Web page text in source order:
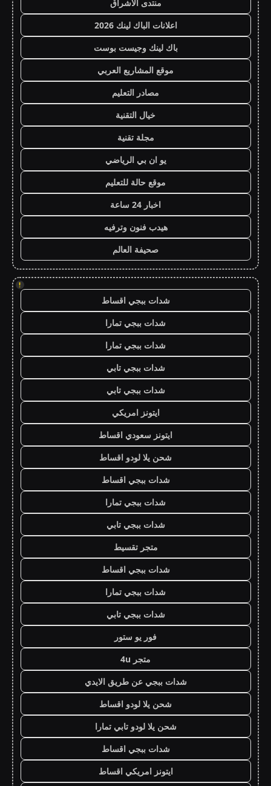
منتدى الاشراق
اعلانات الباك لينك 2026
باك لينك وجيست بوست
موقع المشاريع العربي
مصادر التعليم
خيال التقنية
مجلة تقنية
يو ان بي الرياضي
موقع حالة للتعليم
اخبار 24 ساعة
هيدب فنون وترفيه
صحيفة العالم
!
شدات ببجي اقساط
شدات ببجي تمارا
شدات ببجي تمارا
شدات ببجي تابي
شدات ببجي تابي
ايتونز امريكي
ايتونز سعودي اقساط
شحن يلا لودو اقساط
شدات ببجي اقساط
شدات ببجي تمارا
شدات ببجي تابي
متجر تقسيط
شدات ببجي اقساط
شدات ببجي تمارا
شدات ببجي تابي
فور يو ستور
متجر 4u
شدات ببجي عن طريق الايدي
شحن يلا لودو اقساط
شحن يلا لودو تابي تمارا
شدات ببجي اقساط
ايتونز امريكي اقساط